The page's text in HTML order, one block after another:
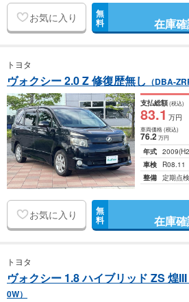
お気に入り 無
料 在庫
トヨタ
ヴォクシー 2.0 Z 修復歴無し （DBA-
支払総額(税込)
83.1 万円
車両価格(税込)
76.2万円
年式 2009
車検
R08.11
整備 定期点
お気に入り 無
料 在庫
トヨタ
ヴォクシー 1.8 ハイブリッド ZS 煌
0W）